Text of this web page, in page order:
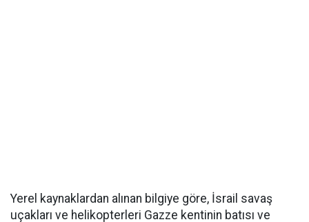
Yerel kaynaklardan alınan bilgiye göre, İsrail savaş
uçakları ve helikopterleri Gazze kentinin batısı ve